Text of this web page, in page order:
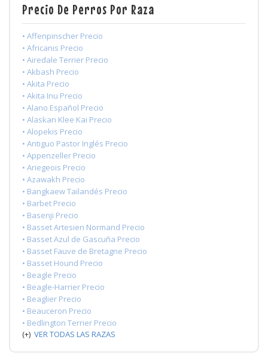
Precio De Perros Por Raza
• Affenpinscher Precio
• Africanis Precio
• Airedale Terrier Precio
• Akbash Precio
• Akita Precio
• Akita Inu Precio
• Alano Español Precio
• Alaskan Klee Kai Precio
• Alopekis Precio
• Antiguo Pastor Inglés Precio
• Appenzeller Precio
• Ariegeois Precio
• Azawakh Precio
• Bangkaew Tailandés Precio
• Barbet Precio
• Basenji Precio
• Basset Artesien Normand Precio
• Basset Azul de Gascuña Precio
• Basset Fauve de Bretagne Precio
• Basset Hound Precio
• Beagle Precio
• Beagle-Harrier Precio
• Beaglier Precio
• Beauceron Precio
• Bedlington Terrier Precio
(+) VER TODAS LAS RAZAS